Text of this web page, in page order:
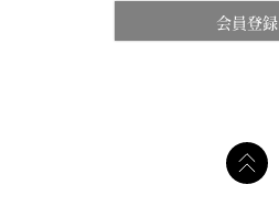
会員登録